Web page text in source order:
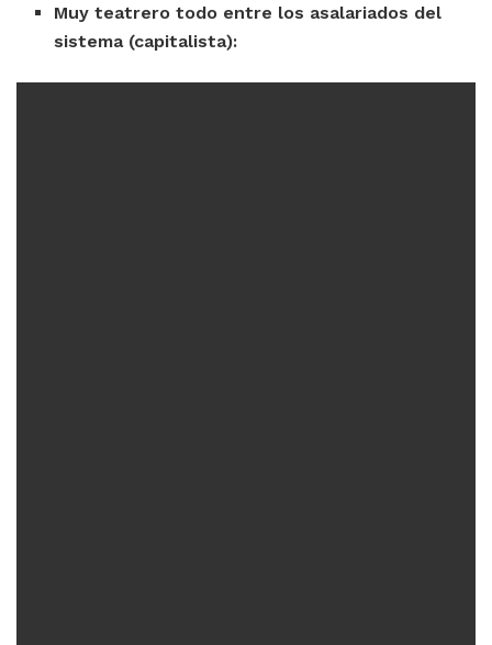
Muy teatrero todo entre los asalariados del
sistema (capitalista):